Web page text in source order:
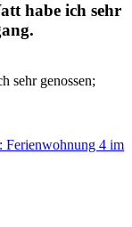
habe ich sehr
sehr genossen;
Ferienwohnung 4 im